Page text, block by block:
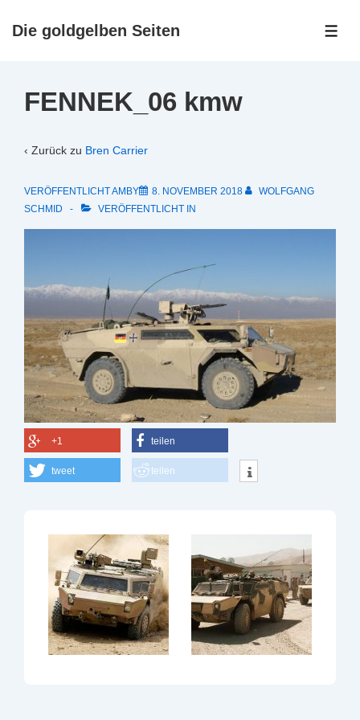
ZumDie goldgelben Seiten
FENNEK_06 kmw
‹ Zurück zu Bren Carrier
VERÖFFENTLICHT AMBY 8. NOVEMBER 2018
WOLFGANG
SCHMID
VERÖFFENTLICHT IN
+1 teilen
tweet teilen